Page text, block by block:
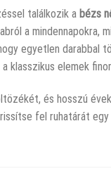
találkozik a bézs
a mindennapokra,
egyetlen darabbal
klasszikus elemek
és hosszú
fel ruhatárát